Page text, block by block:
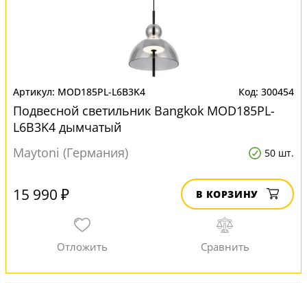
MOD185PL-L6B3K4 300454
Подвесной светильник Bangkok MOD185PL-
L6B3K4 дымчатый
Maytoni (Германия)
50 шт.
15 990 ₽ В КОРЗИНУ